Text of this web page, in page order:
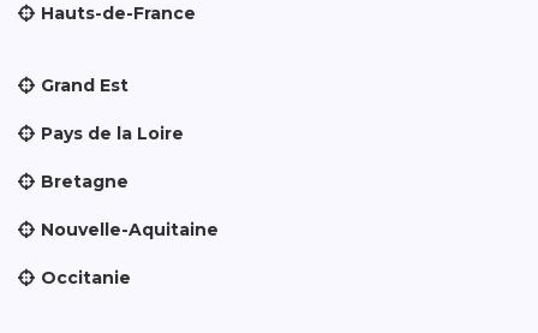
Hauts-de-France
Grand Est
Pays de la Loire
Bretagne
Nouvelle-Aquitaine
Occitanie